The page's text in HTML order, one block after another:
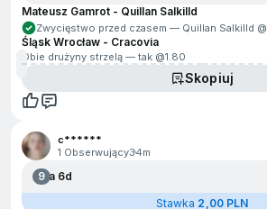
Mateusz Gamrot - Quillan Salkilld
Zwycięstwo przed czasem — Quillan Salkilld @
Śląsk Wrocław - Cracovia
Obie drużyny strzelą — tak @1.80
Skopiuj
c******
1 Obserwujący34m
9Za 6d
Stawka 2,00 PLN